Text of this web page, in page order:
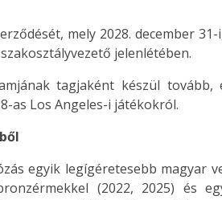
mely 2028. december 31-
jelenlétében.
tagjaként készül tovább,
as Los Angeles-i játékokról.
egyik legígéretesebb magyar
(2022, 2025) és